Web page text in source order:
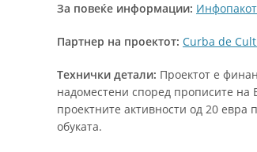
За повеќе информации: Инфопакот
Партнер на проектот: Curba de
Технички детали: Проектот е
надоместени според прописите на
проектните активности од 20 евра
обуката.